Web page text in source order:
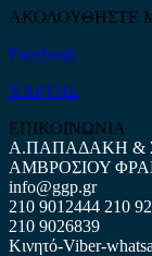
ΑΚΟΛΟΥΘΗΣΤΕ
Facebook
ΧΑΡΤΗΣ
ΕΠΙΚΟΙΝΩΝΙΑ
Α.ΠΑΠΑΔΑΚΗ &
ΑΜΒΡΟΣΙΟΥ
info@ggp.gr
210 9012444 210
210 9026839
Κινητό-Viber-